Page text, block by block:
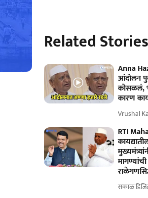
Related Stories
Anna
आंदोलन
कोसळलं,
कारण
Vrushal
RTI
सकाळ